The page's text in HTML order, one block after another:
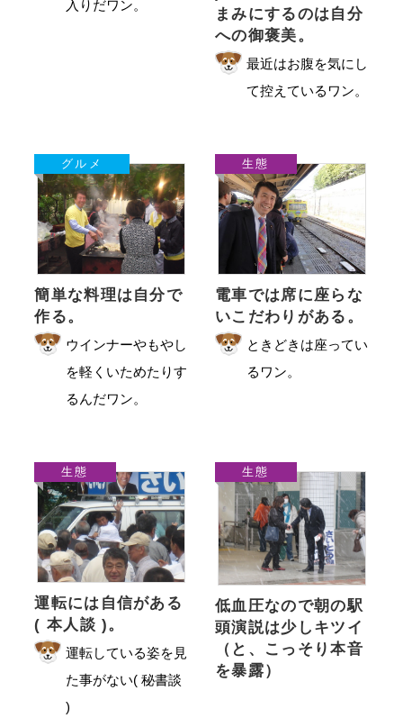
入りだワン。
まみにするのは自分
への御褒美。
最近はお腹を気にし
て控えているワン。
グルメ
簡単な料理は自分で
作る。
ウインナーやもやし
を軽くいためたりす
るんだワン。
生態
電車では席に座らな
いこだわりがある。
ときどきは座ってい
るワン。
生態
運転には自信がある
( 本人談 )。
運転している姿を見
た事がない( 秘書談
)
生態
低血圧なので朝の駅
頭演説は少しキツイ
（と、こっそり本音
を暴露）